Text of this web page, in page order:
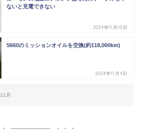
ないと充電できない
2024年11月10日
S660のミッションオイルを交換(約118,000km)
2024年11月4日
11月